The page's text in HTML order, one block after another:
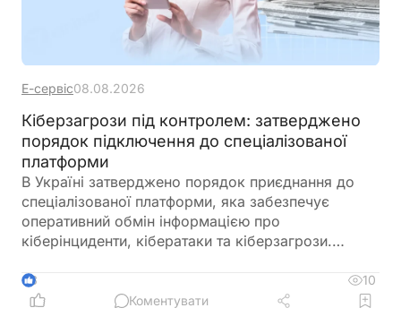
Е-сервіс08.08.2026
Кіберзагрози під контролем: затверджено
порядок підключення до спеціалізованої
платформи
В Україні затверджено порядок приєднання до
спеціалізованої платформи, яка забезпечує
оперативний обмін інформацією про
кіберінциденти, кібератаки та кіберзагрози.
між державними органами, операторами
критичної інфраструктури та іншими суб’єктами
3
10
Коментувати